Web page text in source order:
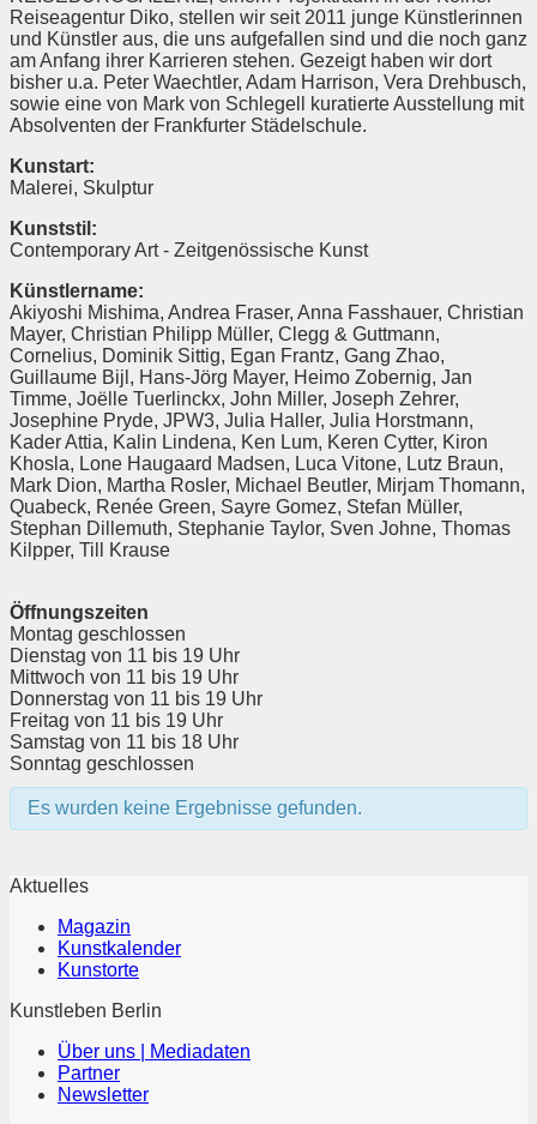
Reiseagentur Diko, stellen wir seit 2011 junge Künstlerinnen
und Künstler aus, die uns aufgefallen sind und die noch ganz
am Anfang ihrer Karrieren stehen. Gezeigt haben wir dort
bisher u.a. Peter Waechtler, Adam Harrison, Vera Drehbusch,
sowie eine von Mark von Schlegell kuratierte Ausstellung mit
Absolventen der Frankfurter Städelschule.
Kunstart:
Malerei, Skulptur
Kunststil:
Contemporary Art - Zeitgenössische Kunst
Künstlername:
Akiyoshi Mishima, Andrea Fraser, Anna Fasshauer, Christian
Mayer, Christian Philipp Müller, Clegg & Guttmann,
Cornelius, Dominik Sittig, Egan Frantz, Gang Zhao,
Guillaume Bijl, Hans-Jörg Mayer, Heimo Zobernig, Jan
Timme, Joëlle Tuerlinckx, John Miller, Joseph Zehrer,
Josephine Pryde, JPW3, Julia Haller, Julia Horstmann,
Kader Attia, Kalin Lindena, Ken Lum, Keren Cytter, Kiron
Khosla, Lone Haugaard Madsen, Luca Vitone, Lutz Braun,
Mark Dion, Martha Rosler, Michael Beutler, Mirjam Thomann,
Quabeck, Renée Green, Sayre Gomez, Stefan Müller,
Stephan Dillemuth, Stephanie Taylor, Sven Johne, Thomas
Kilpper, Till Krause
Öffnungszeiten
Montag geschlossen
Dienstag von 11 bis 19 Uhr
Mittwoch von 11 bis 19 Uhr
Donnerstag von 11 bis 19 Uhr
Freitag von 11 bis 19 Uhr
Samstag von 11 bis 18 Uhr
Sonntag geschlossen
Es wurden keine Ergebnisse gefunden.
Aktuelles
Magazin
Kunstkalender
Kunstorte
Kunstleben Berlin
Über uns | Mediadaten
Partner
Newsletter